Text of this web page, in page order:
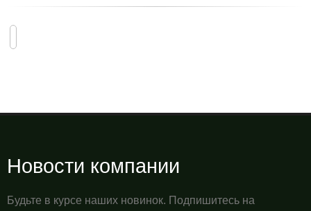
Новости компании
Будьте в курсе наших новинок. Подпишитесь на